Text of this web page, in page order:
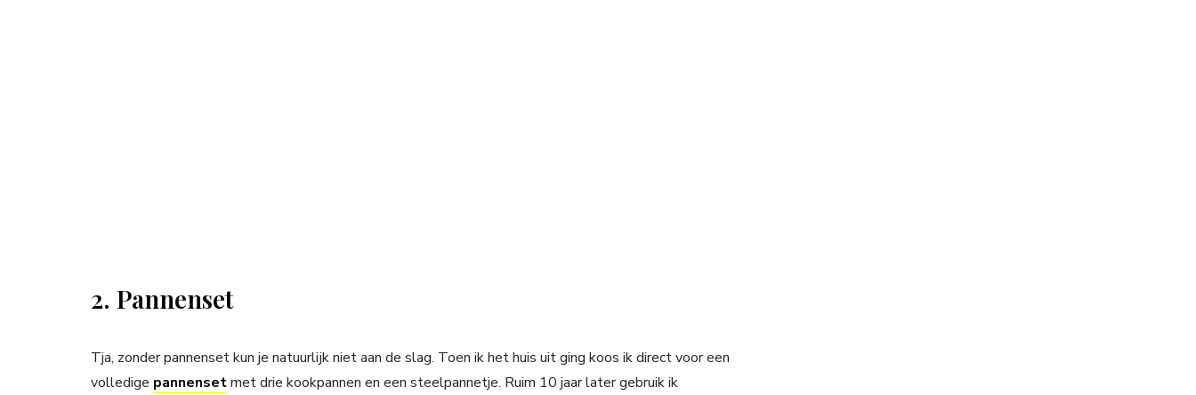
2. Pannenset
Tja, zonder pannenset kun je natuurlijk niet aan de slag. Toen ik het huis uit ging koos ik direct voor een
volledige pannensetmet drie kookpannen en een steelpannetje. Ruim 10 jaar later gebruik ik